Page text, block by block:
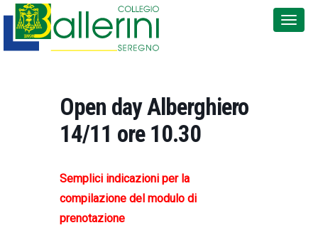
Open day Alberghiero
14/11 ore 10.30
Semplici indicazioni per la
compilazione del modulo di
prenotazione